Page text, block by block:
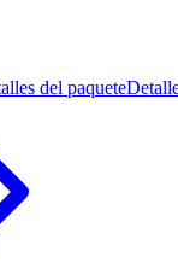
del paquete